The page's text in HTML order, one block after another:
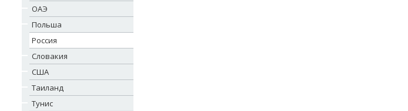
ОАЭ
Польша
Россия
Словакия
США
Таиланд
Тунис